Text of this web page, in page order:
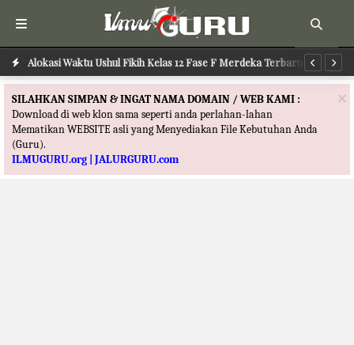
Alokasi Waktu Ushul Fikih Kelas 12 Fase F Merdeka Terbaru
×
SILAHKAN SIMPAN & INGAT NAMA DOMAIN / WEB KAMI :
Download di web klon sama seperti anda perlahan-lahan
Mematikan WEBSITE asli yang Menyediakan File Kebutuhan Anda
(Guru).
ILMUGURU.org | JALURGURU.com